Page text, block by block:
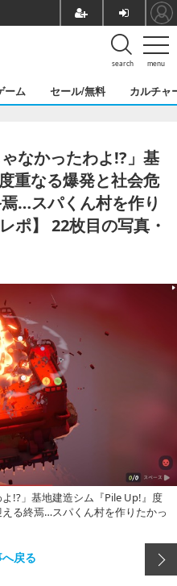
menu
search
ーム セール/無料 カルチャ
なかったわよ!?」基
重なる爆発と社会危
…スパくん村を作り
ポ】 22枚目の写真・
!?」基地建造シム『Pile Up!』度
る終焉…スパくん村を作りたかっ
へ戻る